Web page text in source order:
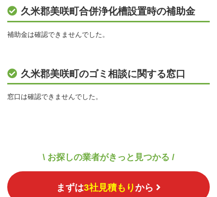
久米郡美咲町合併浄化槽設置時の補助金
補助金は確認できませんでした。
久米郡美咲町のゴミ相談に関する窓口
窓口は確認できませんでした。
\ お探しの業者がきっと見つかる /
まずは3社見積もりから